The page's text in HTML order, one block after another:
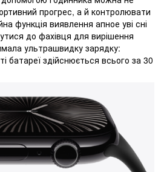
прогрес, а й контролювати
функція виявлення апное уві сні
до фахівця для вирішення
ультрашвидку зарядку:
батареї здійснюється всього за 30